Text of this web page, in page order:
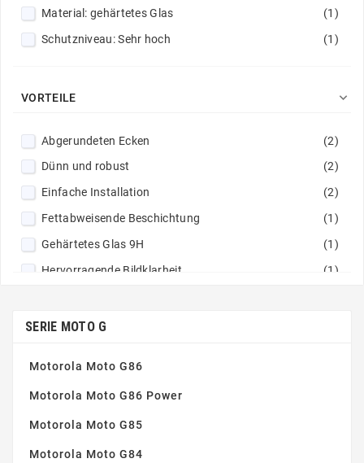
Material: gehärtetes Glas
(1)
Schutzniveau: Sehr hoch
(1)
VORTEILE 
Abgerundeten Ecken
(2)
Dünn und robust
(2)
Einfache Installation
(2)
Fettabweisende Beschichtung
(1)
Gehärtetes Glas 9H
(1)
Hervorragende Bildklarheit
(1)
Nicht klebrige Zusammensetzung
SERIE MOTO G
Motorola Moto G86
Motorola Moto G86 Power
Motorola Moto G85
Motorola Moto G84